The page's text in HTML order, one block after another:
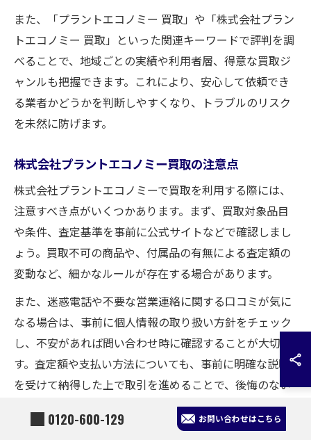
また、「プラントエコノミー 買取」や「株式会社プラン
トエコノミー 買取」といった関連キーワードで評判を調
べることで、地域ごとの実績や利用者層、得意な買取ジ
ャンルも把握できます。これにより、安心して依頼でき
る業者かどうかを判断しやすくなり、トラブルのリスク
を未然に防げます。
株式会社プラントエコノミー買取の注意点
株式会社プラントエコノミーで買取を利用する際には、
注意すべき点がいくつかあります。まず、買取対象品目
や条件、査定基準を事前に公式サイトなどで確認しまし
ょう。買取不可の商品や、付属品の有無による査定額の
変動など、細かなルールが存在する場合があります。
また、迷惑電話や不要な営業連絡に関する口コミが気に
なる場合は、事前に個人情報の取り扱い方針をチェック
し、不安があれば問い合わせ時に確認することが大切で
す。査定額や支払い方法についても、事前に明確な説明
を受けて納得した上で取引を進めることで、後悔のない
0120-600-129 お問い合わせはこちら